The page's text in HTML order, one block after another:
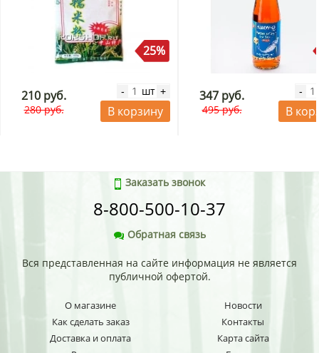
25%
210 руб.
280 руб.
- шт +
В корзину
347 руб.
495 руб.
-
В
Заказать звонок
8-800-500-10-37
Обратная связь
Вся представленная на сайте информация не является
публичной офертой.
О магазине
Как сделать заказ
Доставка и оплата
Новости
Контакты
Карта сайта